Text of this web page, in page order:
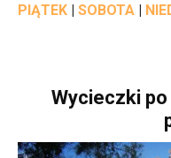
PIĄTEK | SOBOTA |
Wycieczki